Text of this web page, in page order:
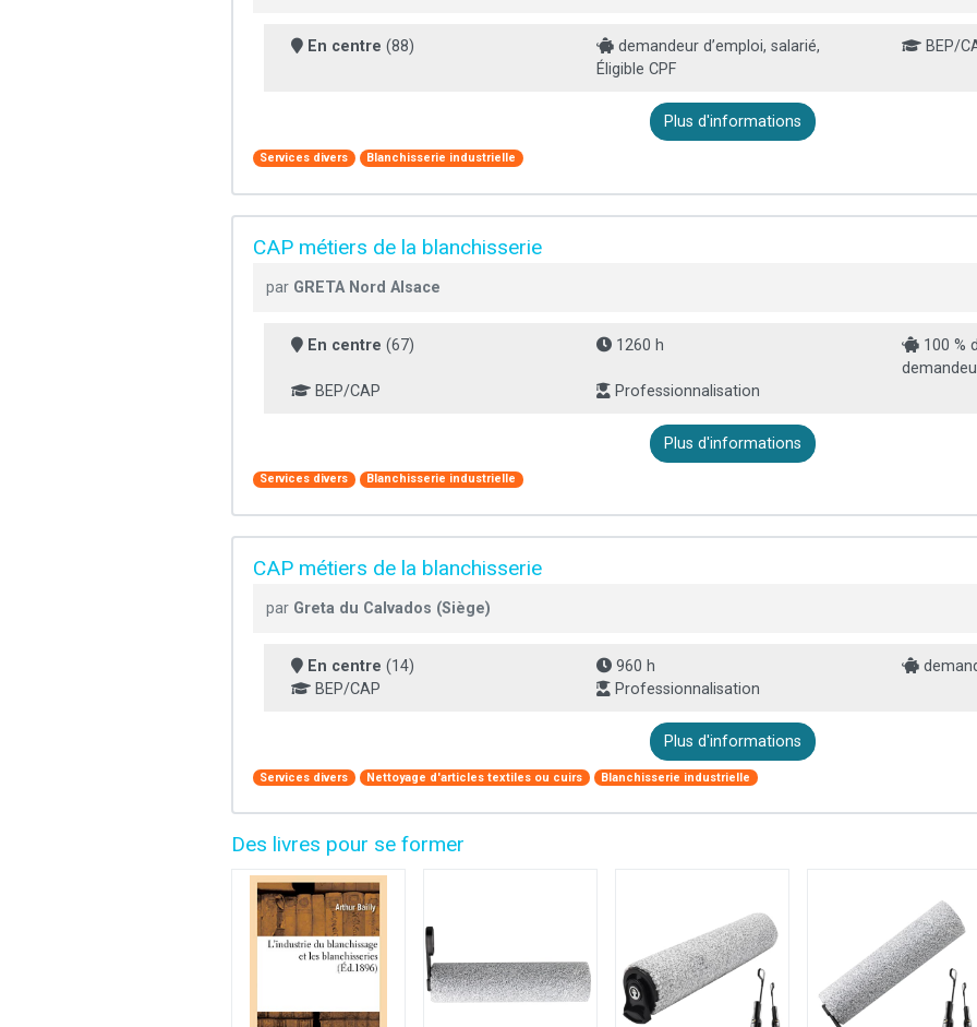
En centre (88)
demandeur d’emploi, salarié,
Éligible CPF
BEP/
Plus d'informations
Services divers Blanchisserie industrielle
CAP métiers de la blanchisserie
par GRETA Nord Alsace
En centre (67) 1260 h
100 %
BEP/CAP
Professionnalisation
Plus d'informations
Services divers Blanchisserie industrielle
CAP métiers de la blanchisserie
par Greta du Calvados (Siège)
En centre (14) 960 h
BEP/CAP
Professionnalisation
Plus d'informations
Services divers Nettoyage d'articles textiles ou cuirs Blanchisserie industrielle
Des livres pour se former